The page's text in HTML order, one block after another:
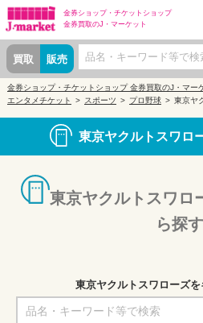
金券ショップ・ チケットショップ
金券買取のJ・マーケット
買取 販売
金券ショップ・チケットショップ 金券買取のJ・マー
エンタメチケット
スポーツ プロ野球 東京ヤ
東京ヤクルトスワロ
東京ヤクルトスワロ
ら探す
東京ヤクルトスワローズ